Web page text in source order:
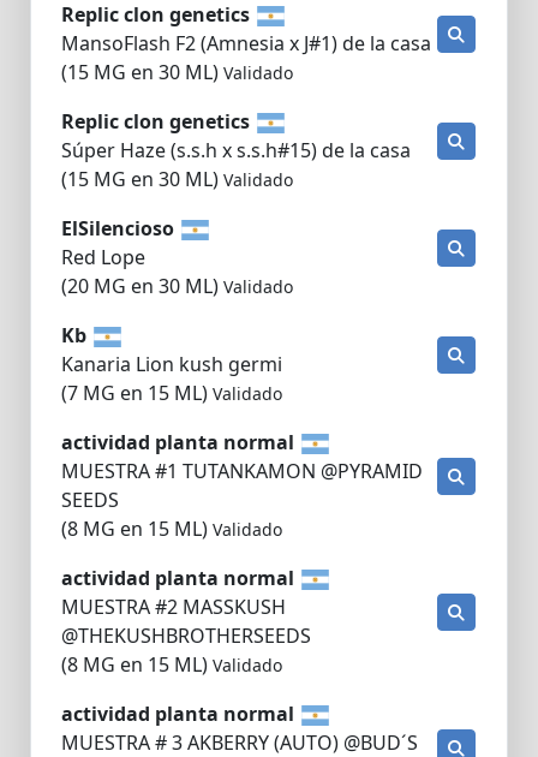
Replic clon genetics
MansoFlash F2 (Amnesia x J#1) de la casa
(15 MG en 30 ML)Validado
Replic clon genetics
Súper Haze (s.s.h x s.s.h#15) de la casa
(15 MG en 30 ML)Validado
ElSilencioso
Red Lope
(20 MG en 30 ML)Validado
Kb
Kanaria Lion kush germi
(7 MG en 15 ML)Validado
actividad planta normal
MUESTRA #1 TUTANKAMON @PYRAMID
SEEDS
(8 MG en 15 ML)Validado
actividad planta normal
MUESTRA #2 MASSKUSH
@THEKUSHBROTHERSEEDS
(8 MG en 15 ML)Validado
actividad planta normal
MUESTRA # 3 AKBERRY (AUTO) @BUD´S